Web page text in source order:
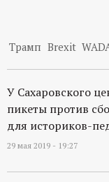
Трамп Brexit
У Сахаровского
пикеты против
для историков-
29 мая 2019 - 19:27